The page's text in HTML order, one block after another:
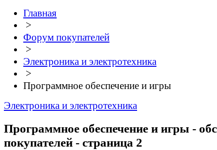
Главная
>
Форум покупателей
>
Электроника и электротехника
>
Программное обеспечение и игры
Электроника и электротехника
Программное обеспечение и игры -
покупателей - страница 2